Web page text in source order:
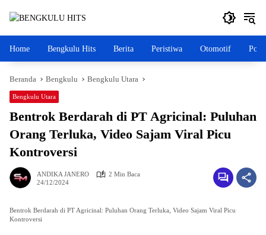
Home Bengkulu Hits Berita Peristiwa Otomotif
Beranda Bengkulu Bengkulu Utara
Bengkulu Utara
Bentrok Berdarah di PT Agricinal: Puluhan
Orang Terluka, Video Sajam Viral Picu
Kontroversi
ANDIKA JANERO
2 Min Baca
24/12/2024
Bentrok Berdarah di PT Agricinal: Puluhan Orang Terluka, Video Sajam Viral Picu
Kontroversi